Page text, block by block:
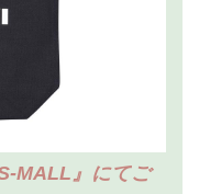
MALL』にてご